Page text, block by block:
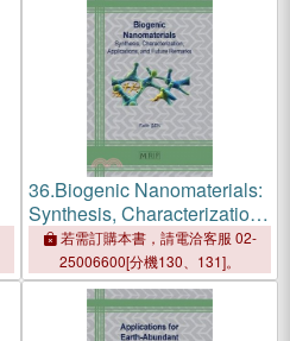
36.Biogenic Nanomaterials:
Synthesis, Characterization,
Applications, and Future
Remarks
若需訂購本書，請電洽客服 02-
25006600[分機130、131]。